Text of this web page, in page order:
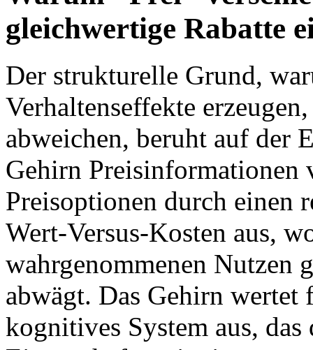
gleichwertige Rabatte
Der strukturelle Grund,
Verhaltenseffekte
abweichen, beruht auf der
Gehirn Preisinformationen
Preisoptionen durch einen
Wert-Versus-Kosten aus,
wahrgenommenen Nutzen
abwägt. Das Gehirn wertet
kognitives System aus,